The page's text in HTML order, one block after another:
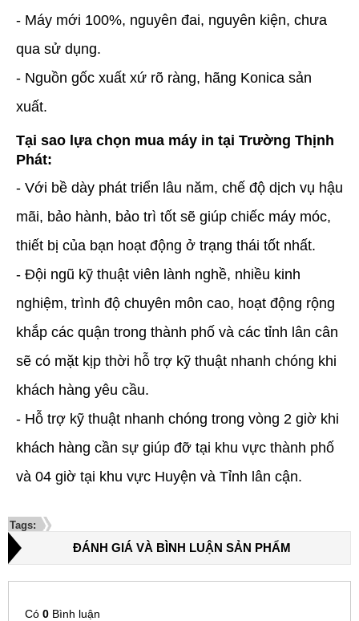
- Máy mới 100%, nguyên đai, nguyên kiện, chưa
qua sử dụng.
- Nguồn gốc xuất xứ rõ ràng, hãng Konica sản
xuất.
Tại sao lựa chọn mua máy in tại Trường Thịnh
Phát:
- Với bề dày phát triển lâu năm, chế độ dịch vụ hậu
mãi, bảo hành, bảo trì tốt sẽ giúp chiếc máy móc,
thiết bị của bạn hoạt động ở trạng thái tốt nhất.
- Đội ngũ kỹ thuật viên lành nghề, nhiều kinh
nghiệm, trình độ chuyên môn cao, hoạt động rộng
khắp các quận trong thành phố và các tỉnh lân cân
sẽ có mặt kịp thời hỗ trợ kỹ thuật nhanh chóng khi
khách hàng yêu cầu.
- Hỗ trợ kỹ thuật nhanh chóng trong vòng 2 giờ khi
khách hàng cần sự giúp đỡ tại khu vực thành phố
và 04 giờ tại khu vực Huyện và Tỉnh lân cận.
Tags:
ĐÁNH GIÁ VÀ BÌNH LUẬN SẢN PHẨM
Có 0 Bình luận